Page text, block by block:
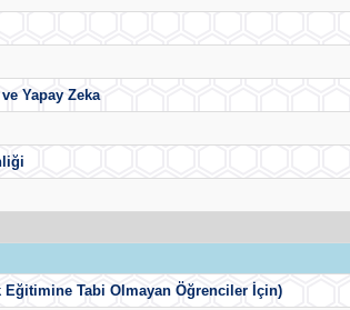
Yapay Zeka
Eğitimine Tabi Olmayan Öğrenciler İçin)